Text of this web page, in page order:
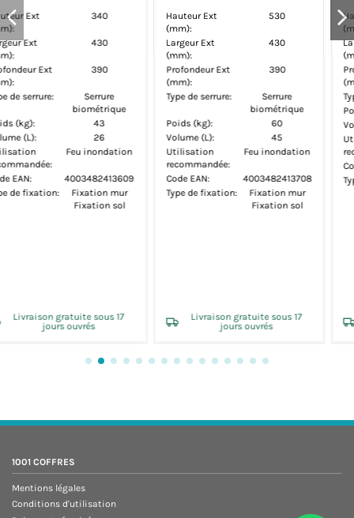
Hauteur Ext
Largeur Ext
Profondeur Ext
Type de serrure:
biométrique
Poids (kg):
Volume (L):
Utilisation
recommandée:
Feu inondation
Code EAN:
4003482413708
Type de fixation:
Fixation mur
Fixation sol
Livraison gratuite sous 17
jours ouvrés
Hauteur Ext
Largeur Ext
430
Profondeur Ext
Type de serrure:
Serrure à clé
Poids (kg):
Volume (L):
Utilisation
recommandée:
Feu
Code EAN:
Type de fixation:
Fixation mur
Fixation sol
Livraison gratuite sous 17
jours ouvrés
1001 COFFRES
Mentions légales
Conditions d'utilisation